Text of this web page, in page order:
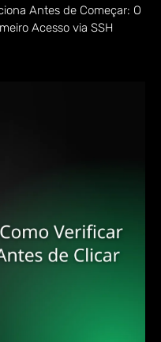
Antes de Começar: O
Acesso via SSH